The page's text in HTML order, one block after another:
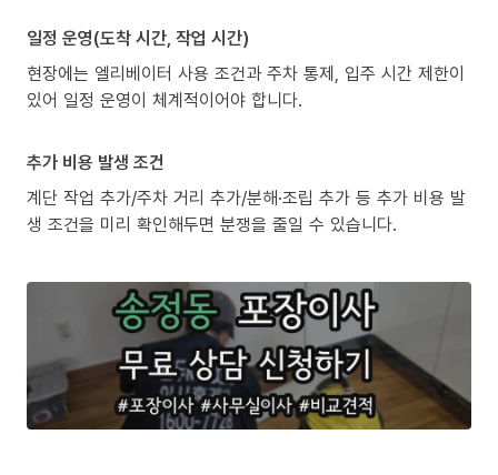
일정 운영(도착 시간, 작업 시간)
현장에는 엘리베이터 사용 조건과 주차 통제, 입주 시간 제한이
있어 일정 운영이 체계적이어야 합니다.
추가 비용 발생 조건
계단 작업 추가/주차 거리 추가/분해·조립 추가 등 추가 비용 발
생 조건을 미리 확인해두면 분쟁을 줄일 수 있습니다.